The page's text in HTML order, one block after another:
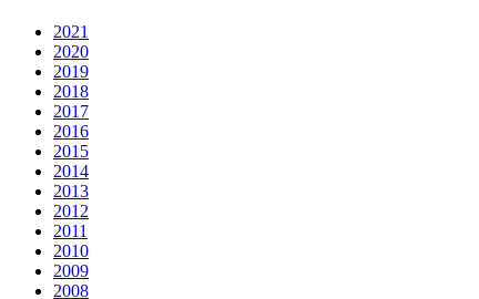
2021
2020
2019
2018
2017
2016
2015
2014
2013
2012
2011
2010
2009
2008